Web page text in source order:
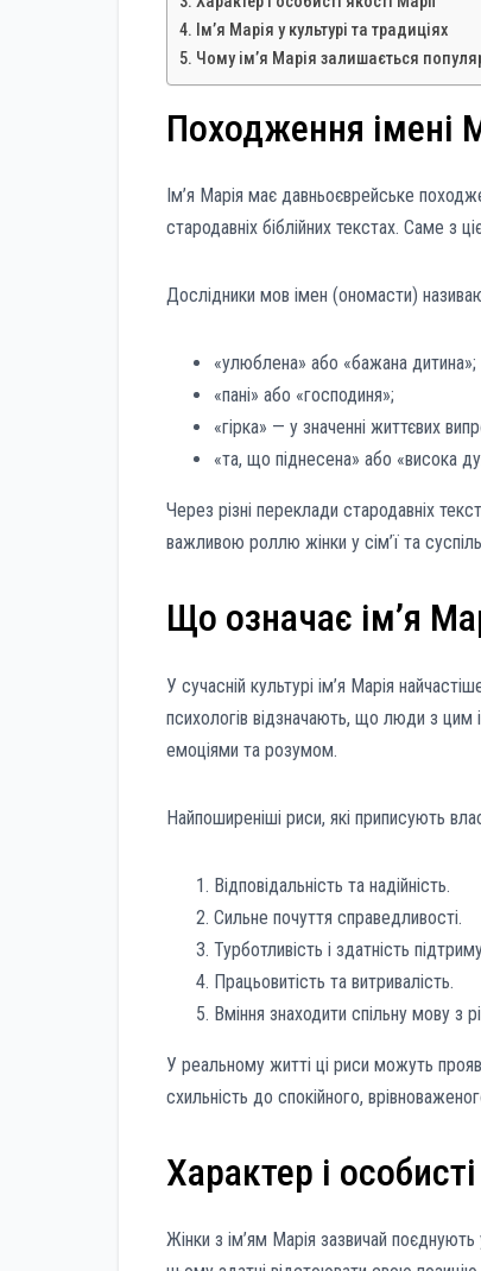
Ім’я Марія у культурі та традиціях
Чому ім’я Марія залишається
Походження імені
Ім’я Марія має давньоєврейське
стародавніх біблійних текстах. Саме з
Дослідники мов імен (ономасти)
«улюблена» або «бажана дитина»;
«пані» або «господиня»;
«гірка» — у значенні життєвих
«та, що піднесена» або «висока
Через різні переклади стародавніх
важливою роллю жінки у сім’ї та
Що означає ім’я
У сучасній культурі ім’я Марія
психологів відзначають, що люди з цим
емоціями та розумом.
Найпоширеніші риси, які приписують
Відповідальність та надійність.
Сильне почуття справедливості.
Турботливість і здатність
Працьовитість та витривалість.
Вміння знаходити спільну мову з
У реальному житті ці риси можуть
схильність до спокійного,
Характер і
Жінки з ім’ям Марія зазвичай